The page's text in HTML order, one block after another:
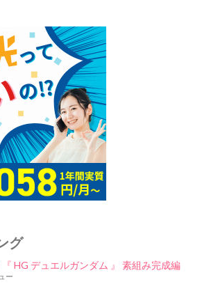
グ
HG デュエルガンダム 』 素組み完成編
ー